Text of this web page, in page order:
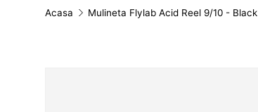
Acasa Mulineta Flylab Acid Reel 9/10 - Black